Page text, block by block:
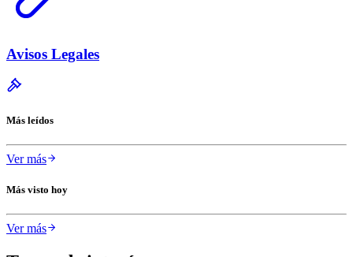
Avisos Legales
Más leídos
Ver más
Más visto hoy
Ver más